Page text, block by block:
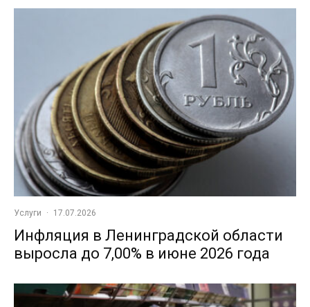
Услуги · 17.07.2026
Инфляция в Ленинградской области
выросла до 7,00% в июне 2026 года